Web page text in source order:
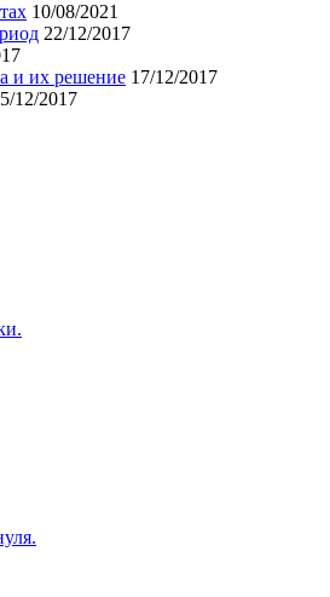
10/08/2021
22/12/2017
и их решение 17/12/2017
12/2017